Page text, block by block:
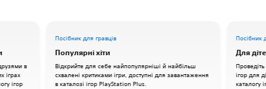
Посібник для гравців
Популярні хіти
Відкрийте для себе найпопулярніші й найбільш
схвалені критиками ігри, доступні для завантаження
в каталозі ігор PlayStation Plus.
Посібник
Для
ігор для
каталогу
в
іграх
ігор